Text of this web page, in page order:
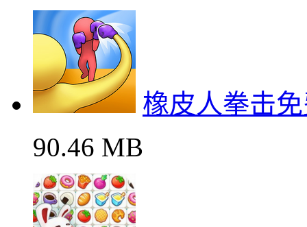
橡皮人拳击
90.46 MB